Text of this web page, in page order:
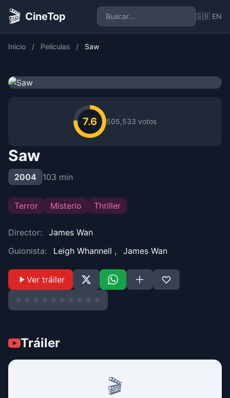
🎬 CineTop 🇬🇧 EN
Inicio / Películas / Saw
7.6 505,533 votos
Saw
2004 103 min
Terror Misterio Thriller
Director:
James Wan
Guionista:
Leigh Whannell , James Wan
Ver tráiler
Tráiler
🎬